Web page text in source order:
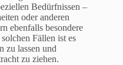
Bedürfnissen –
oder anderen
ebenfalls besondere
Fällen ist es
zu lassen und
zu ziehen.